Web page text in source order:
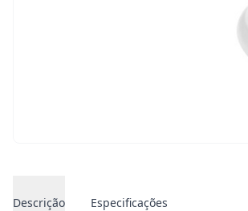
Descrição Especificações